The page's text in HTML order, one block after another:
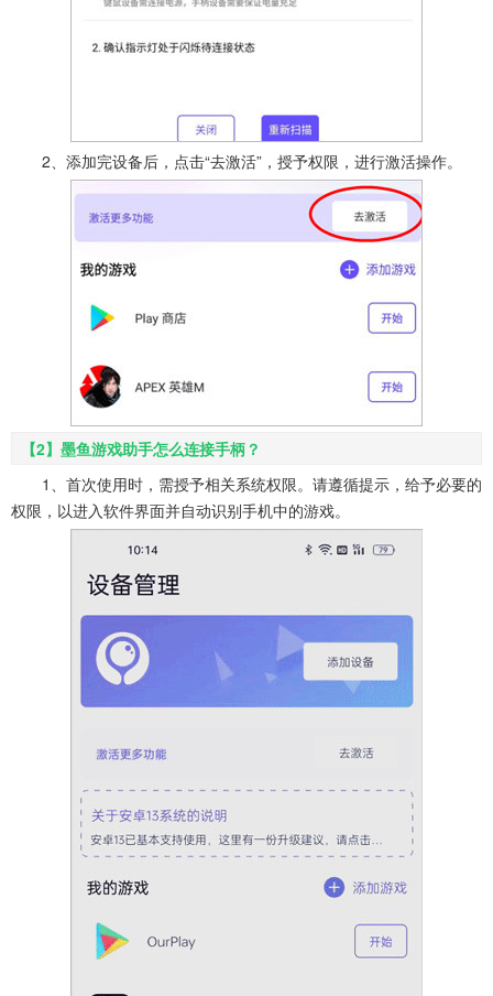
2、添加完设备后，点击“去激活”，授予权限，进行激活操作。
【2】墨鱼游戏助手怎么连接手柄？
1、首次使用时，需授予相关系统权限。请遵循提示，给予必要的
权限，以进入软件界面并自动识别手机中的游戏。